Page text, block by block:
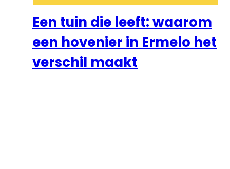
Een tuin die leeft: waarom
een hovenier in Ermelo het
verschil maakt